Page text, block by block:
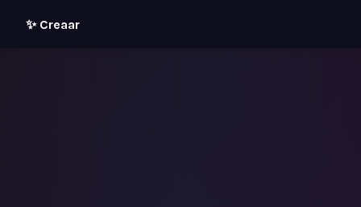
✨ Creaar